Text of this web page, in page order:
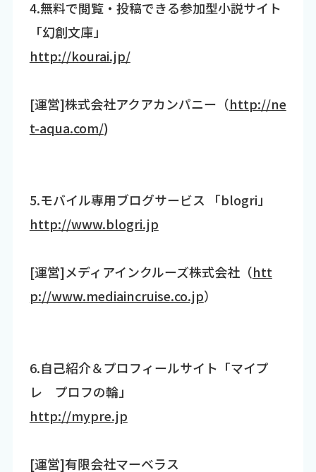
4.無料で閲覧・投稿できる参加型小説サイト
「幻創文庫」
http://kourai.jp/
[運営]株式会社アクアカンパニー（http://ne
t-aqua.com/)
5.モバイル専用ブログサービス 「blogri」
http://www.blogri.jp
[運営]メディアインクルーズ株式会社（htt
p://www.mediaincruise.co.jp）
6.自己紹介＆プロフィールサイト「マイプ
レ プロフの輪」
http://mypre.jp
[運営]有限会社マーベラス